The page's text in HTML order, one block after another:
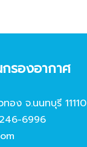
รองอากาศ
ง จ.นนทบุรี 11110
6996